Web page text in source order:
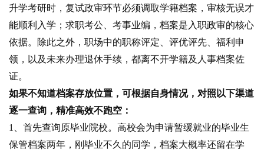
升学考研时，复试政审环节必须调取学籍档案，审核无误才
能顺利入学；求职考公、考事业编，档案是入职政审的核心
依据。除此之外，职场中的职称评定、评优评先、福利申
领，以及未来办理退休手续，都离不开学籍及人事档案佐
证。
如果不知道档案存放位置，可根据自身情况，对照以下渠道
逐一查询，精准高效不跑空：
1、首先查询原毕业院校。高校会为申请暂缓就业的毕业生
保管档案两年，刚毕业不久的同学，档案大概率还留在学